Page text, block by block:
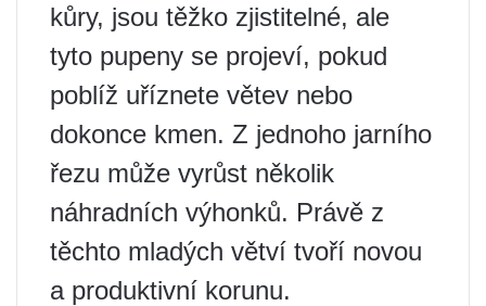
kůry, jsou těžko zjistitelné, ale
tyto pupeny se projeví, pokud
poblíž uříznete větev nebo
dokonce kmen. Z jednoho jarního
řezu může vyrůst několik
náhradních výhonků. Právě z
těchto mladých větví tvoří novou
a produktivní korunu.